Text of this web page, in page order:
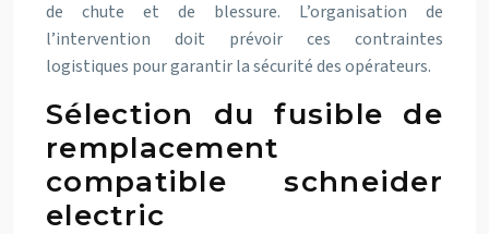
de chute et de blessure. L’organisation de
l’intervention doit prévoir ces contraintes
logistiques pour garantir la sécurité des opérateurs.
Sélection du fusible de
remplacement
compatible schneider
electric